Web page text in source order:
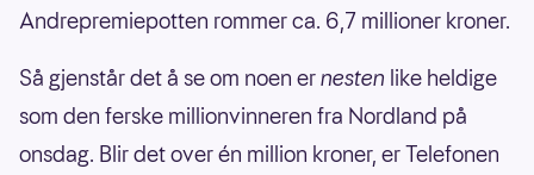
Andrepremiepotten rommer ca. 6,7 millioner kroner.
Så gjenstår det å se om noen ernesten like heldige
som den ferske millionvinneren fra Nordland på
onsdag. Blir det over én million kroner, er Telefonen